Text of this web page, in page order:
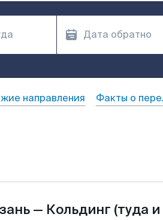
направления Факты о
— Кольдинг (туда